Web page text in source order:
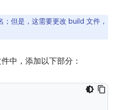
；但是，这需要更改 build 文件，
中，添加以下部分：